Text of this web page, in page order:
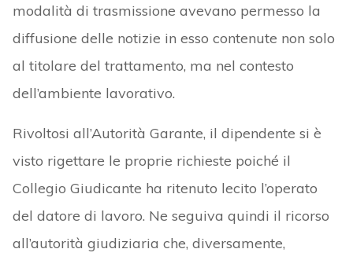
modalità di trasmissione avevano permesso la
diffusione delle notizie in esso contenute non solo
al titolare del trattamento, ma nel contesto
dell’ambiente lavorativo.
Rivoltosi all’Autorità Garante, il dipendente si è
visto rigettare le proprie richieste poiché il
Collegio Giudicante ha ritenuto lecito l’operato
del datore di lavoro. Ne seguiva quindi il ricorso
all’autorità giudiziaria che, diversamente,